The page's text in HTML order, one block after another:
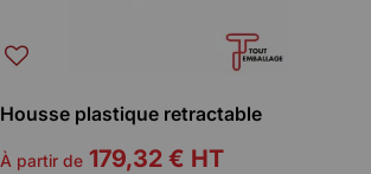
Housse plastique retractable
À partir de 179,32 € HT